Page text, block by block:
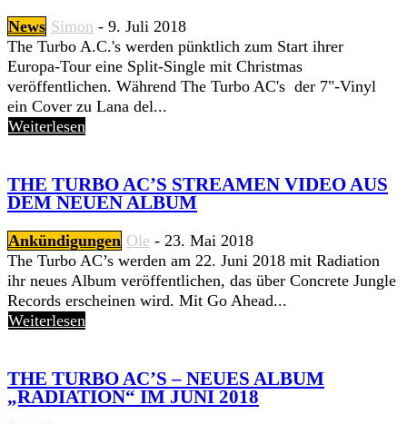
News Simon - 9. Juli 2018
The Turbo A​.​C​.​'s werden pünktlich zum Start ihrer
Europa-Tour eine Split-Single mit Christmas
veröffentlichen. Während The Turbo AC's der 7"-Vinyl
ein Cover zu Lana del...
Weiterlesen
THE TURBO AC’S STREAMEN VIDEO AUS
DEM NEUEN ALBUM
Ankündigungen Ole - 23. Mai 2018
The Turbo AC’s werden am 22. Juni 2018 mit Radiation
ihr neues Album veröffentlichen, das über Concrete Jungle
Records erscheinen wird. Mit Go Ahead...
Weiterlesen
THE TURBO AC’S – NEUES ALBUM
„RADIATION“ IM JUNI 2018